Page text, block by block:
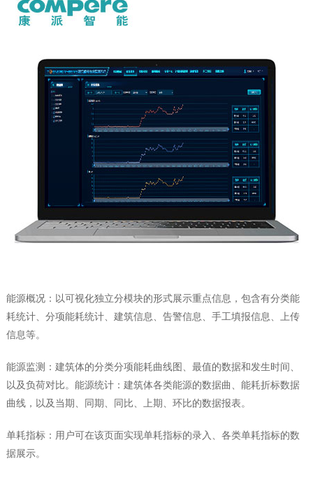
能源概况：以可视化独立分模块的形式展示重点信息，包含有分类能
耗统计、分项能耗统计、建筑信息、告警信息、手工填报信息、上传
信息等。
能源监测：建筑体的分类分项能耗曲线图、最值的数据和发生时间、
以及负荷对比。能源统计：建筑体各类能源的数据曲、能耗折标数据
曲线，以及当期、同期、同比、上期、环比的数据报表。
单耗指标：用户可在该页面实现单耗指标的录入、各类单耗指标的数
据展示。